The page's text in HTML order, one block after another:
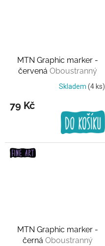
MTN Graphic marker -
červená Oboustranný
Skladem (4 ks)
79 Kč
MTN Graphic marker -
černá Oboustranný